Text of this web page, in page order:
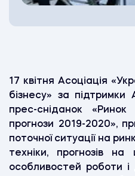
17 квітня Асоціація
бізнесу» за
прес-сніданок
прогнози 2019-2020»,
поточної ситуації на
техніки, прогнозів
особливостей роботи і